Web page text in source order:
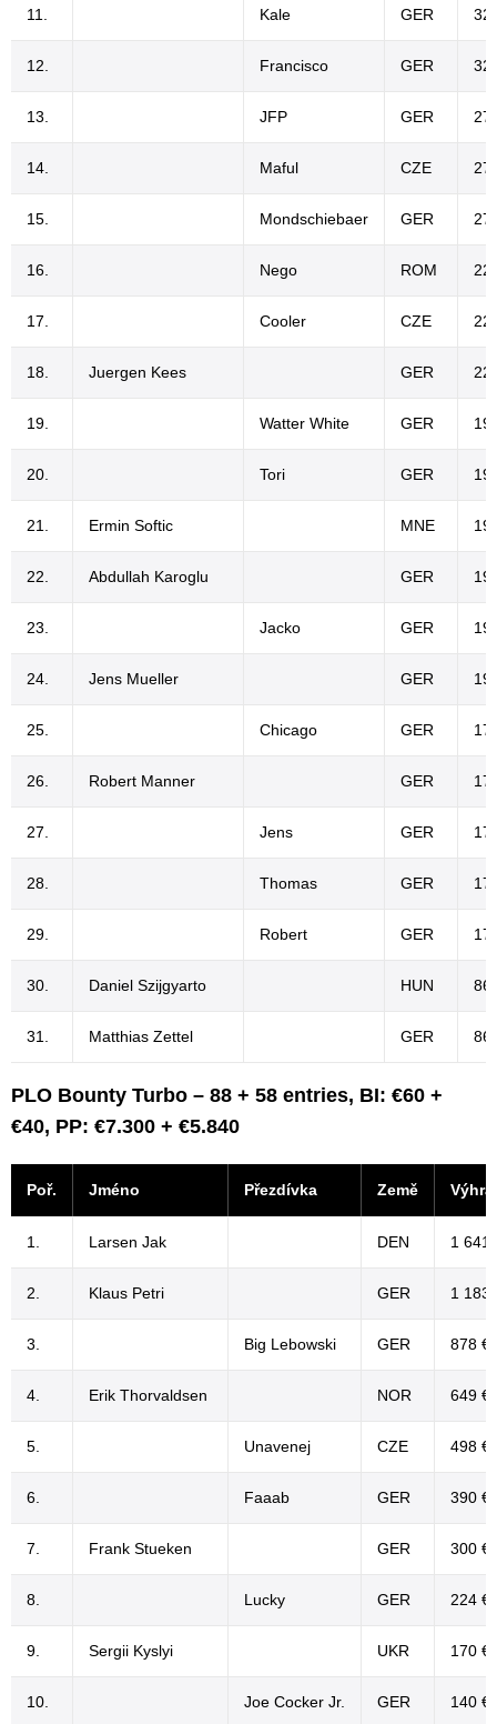
11. Kale GER
12. Francisco GER
13. JFP GER
14. Maful CZE
15. Mondschiebaer GER
16. Nego ROM
17. Cooler CZE
18. Juergen Kees GER
19. Watter White GER
20. Tori GER
21. Ermin Softic MNE
22. Abdullah Karoglu GER
23. Jacko GER
24. Jens Mueller GER
25. Chicago GER
26. Robert Manner GER
27. Jens GER
28. Thomas GER
29. Robert GER
30. Daniel Szijgyarto HUN 86
31. Matthias Zettel GER 86
PLO Bounty Turbo – 88 + 58 entries, BI: €60 +
€40, PP: €7.300 + €5.840
Poř. Jméno Přezdívka Země Výhra
1. Larsen Jak DEN 1 641
2. Klaus Petri GER 1 183
3. Big Lebowski GER 878 €
4. Erik Thorvaldsen NOR 649 €
5. Unavenej CZE 498 €
6. Faaab GER 390 €
7. Frank Stueken GER 300 €
8. Lucky GER 224 €
9. Sergii Kyslyi UKR 170 €
10. Joe Cocker Jr. GER 140 €